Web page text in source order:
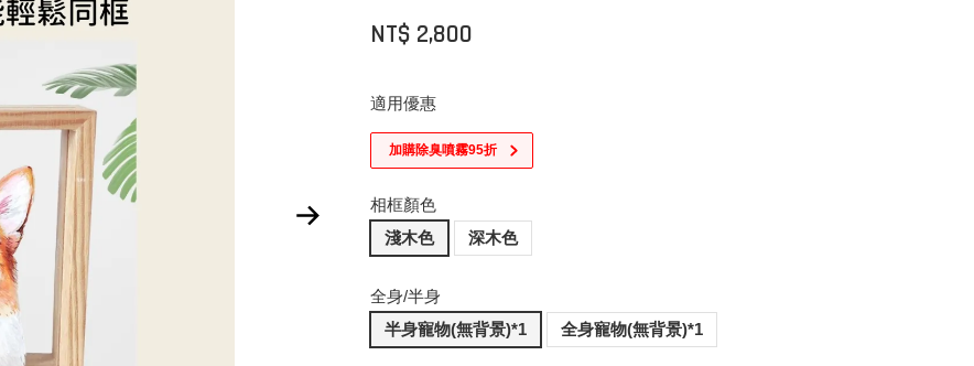
NT$ 2,800
適用優惠
加購除臭噴霧95折
相框顏色
淺木色
深木色
全身/半身
半身寵物(無背景)*1
全身寵物(無背景)*1